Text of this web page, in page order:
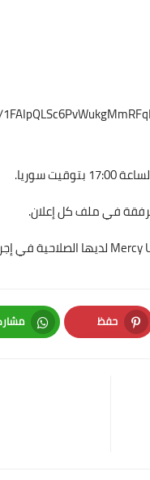
في ملف كل إعلان.
حفظ
Pinterest